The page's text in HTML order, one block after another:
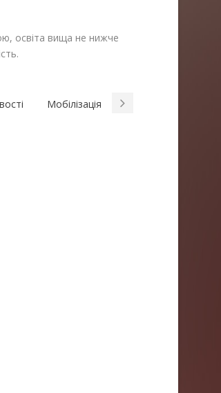
освіта вища не нижче
Мобілізація